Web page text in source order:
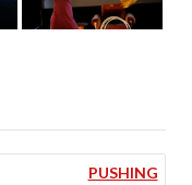
PUSHING